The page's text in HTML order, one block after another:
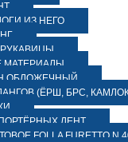
ИЗ НЕГО
РУКАВИЦЫ
ОБЛОЖЕЧНЫЙ
(ЁРШ, БРС,
ЛЕНТ
FOLLA FURETTO N